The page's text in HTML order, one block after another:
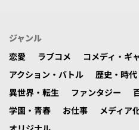
ジャンル
恋愛
ラブコメ コメディ・ギ
アクション・バトル
歴史・時代
異世界・転生
ファンタジー
学園・青春
お仕事 メディア